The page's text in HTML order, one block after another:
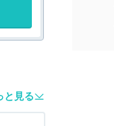
と見る